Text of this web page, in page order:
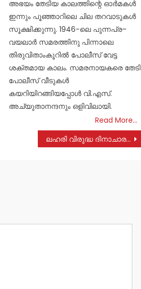
അഭയം തേടിയ കാലത്തിന്റെ ഓർമകൾ
ഇന്നും പൂഞ്ഞാറിലെ ചില തറവാടുകൾ
സൂക്ഷിക്കുന്നു. 1946-ലെ പുന്നപ്ര–
വയലാർ സമരത്തിനു പിന്നാലെ
തിരുവിതാംകൂറിൽ പോലീസ് വേട്ട
ശക്തമായ കാലം. സമരനായകരെ തേടി
പോലീസ് വീടുകൾ
കയറിയിറങ്ങിയപ്പോൾ വി.എസ്.
അച്യുതാനന്ദനും ഒളിവിലായി.
Read More…
ലഹരി വിരുദ്ധ ദിനാചാരണം നടത്തി